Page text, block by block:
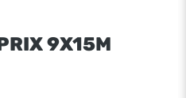
9X15M